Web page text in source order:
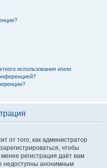
использования и/или
от того, как администратор
чтобы
регистрация даёт вам
недоступны анонимным